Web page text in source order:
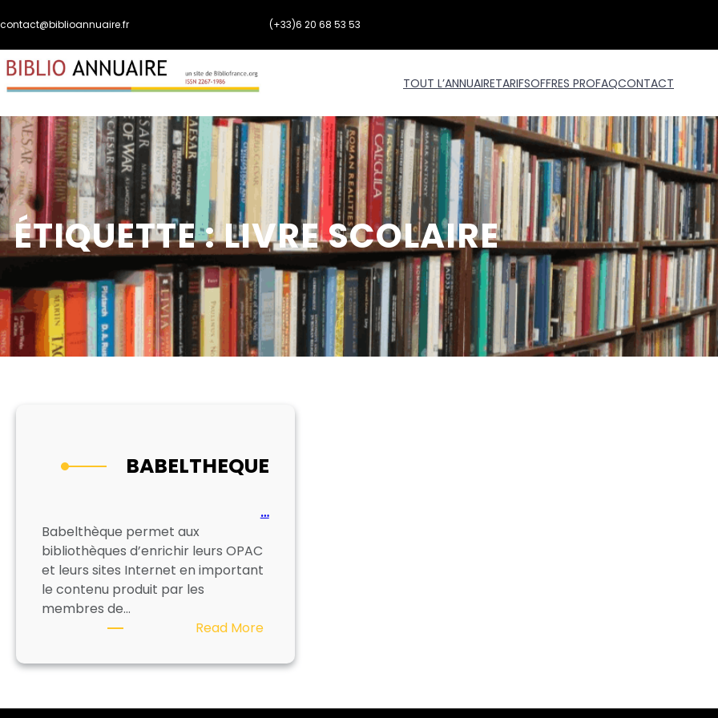
au
contenu
contact@biblioannuaire.fr (+33)6 20 68 53 53
TOUT L’ANNUAIRETARIFSOFFRES PROFAQCONTACT
ÉTIQUETTE :LIVRE SCOLAIRE
BABELTHEQUE
…
Babelthèque permet aux
bibliothèques d’enrichir leurs OPAC
et leurs sites Internet en important
le contenu produit par les
membres de…
Read More: